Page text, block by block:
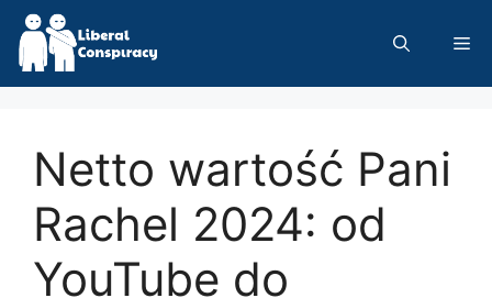
Skip
content
Netto wartość Pani
Rachel 2024: od
YouTube do